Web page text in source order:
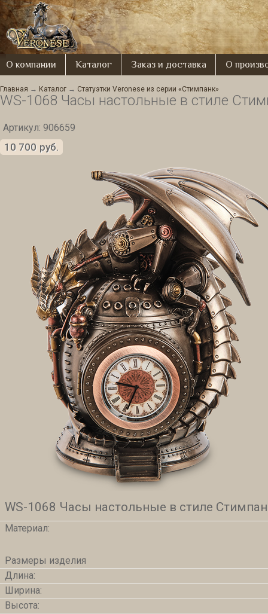
О компании Каталог Заказ и доставка О
Главная → Каталог → Статуэтки Veronese из серии «Стимпанк»
WS-1068 Часы настольные в стиле
Артикул: 906659
10 700 руб.
WS-1068 Часы настольные в стиле
Материал:
Размеры изделия
Длина:
Ширина:
Высота: